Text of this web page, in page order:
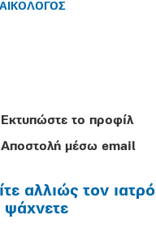
Εκτυπώστε το προφίλ
Αποστολή μέσω email
αλλιώς τον ιατρό
ψάχνετε